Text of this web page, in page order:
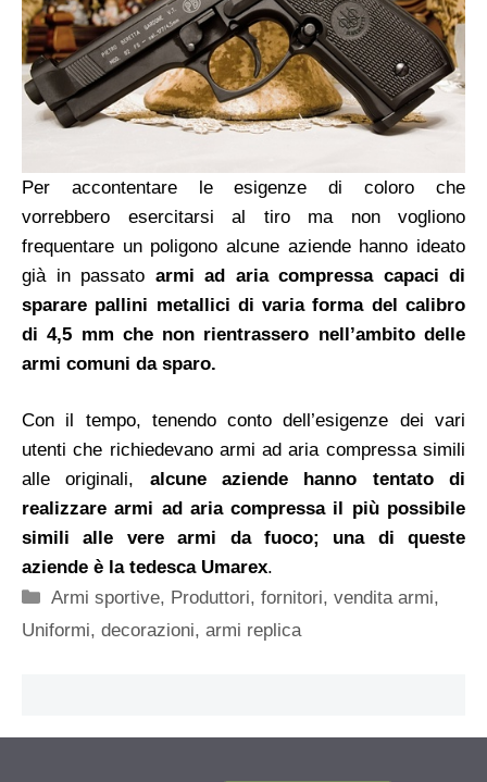
Per accontentare le esigenze di coloro che
vorrebbero esercitarsi al tiro ma non vogliono
frequentare un poligono alcune aziende hanno ideato
già in passato armi ad aria compressa capaci di
sparare pallini metallici di varia forma del calibro
di 4,5 mm che non rientrassero nell’ambito delle
armi comuni da sparo.
Con il tempo, tenendo conto dell’esigenze dei vari
utenti che richiedevano armi ad aria compressa simili
alle originali, alcune aziende hanno tentato di
realizzare armi ad aria compressa il più possibile
simili alle vere armi da fuoco; una di queste
aziende è la tedesca Umarex.
Categorie
Armi sportive, Produttori, fornitori, vendita armi,
Uniformi, decorazioni, armi replica